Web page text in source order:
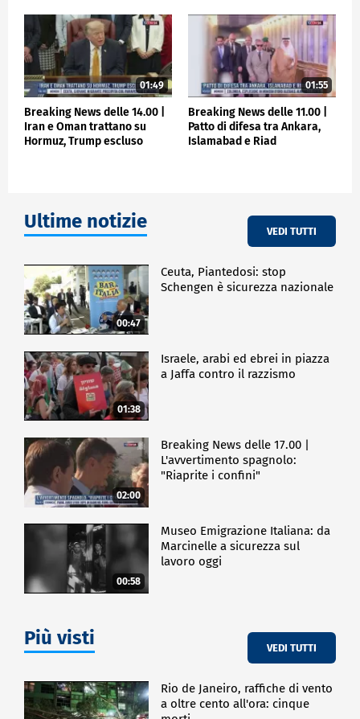
01:49
Breaking News delle 14.00 |
Iran e Oman trattano su
Hormuz, Trump escluso
01:55
Breaking News delle 11.00 |
Patto di difesa tra Ankara,
Islamabad e Riad
Ultime notizie VEDI TUTTI
00:47
Ceuta, Piantedosi: stop
Schengen è sicurezza nazionale
01:38
Israele, arabi ed ebrei in piazza
a Jaffa contro il razzismo
02:00
Breaking News delle 17.00 |
L'avvertimento spagnolo:
"Riaprite i confini"
00:58
Museo Emigrazione Italiana: da
Marcinelle a sicurezza sul
lavoro oggi
Più visti VEDI TUTTI
Rio de Janeiro, raffiche di vento
a oltre cento all'ora: cinque